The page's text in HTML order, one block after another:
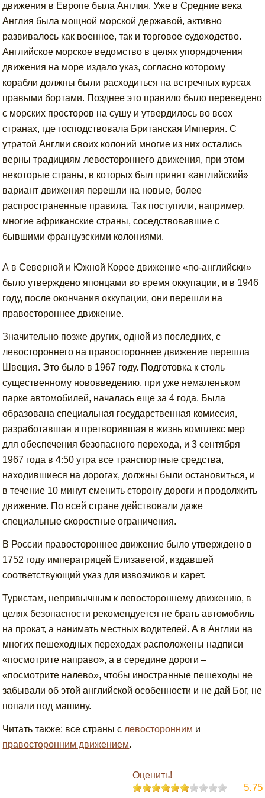
движения в Европе была Англия. Уже в Средние века
Англия была мощной морской державой, активно
развивалось как военное, так и торговое судоходство.
Английское морское ведомство в целях упорядочения
движения на море издало указ, согласно которому
корабли должны были расходиться на встречных курсах
правыми бортами. Позднее это правило было переведено
с морских просторов на сушу и утвердилось во всех
странах, где господствовала Британская Империя. С
утратой Англии своих колоний многие из них остались
верны традициям левостороннего движения, при этом
некоторые страны, в которых был принят «английский»
вариант движения перешли на новые, более
распространенные правила. Так поступили, например,
многие африканские страны, соседствовавшие с
бывшими французскими колониями.
А в Северной и Южной Корее движение «по-английски»
было утверждено японцами во время оккупации, и в 1946
году, после окончания оккупации, они перешли на
правостороннее движение.
Значительно позже других, одной из последних, с
левостороннего на правостороннее движение перешла
Швеция. Это было в 1967 году. Подготовка к столь
существенному нововведению, при уже немаленьком
парке автомобилей, началась еще за 4 года. Была
образована специальная государственная комиссия,
разработавшая и претворившая в жизнь комплекс мер
для обеспечения безопасного перехода, и 3 сентября
1967 года в 4:50 утра все транспортные средства,
находившиеся на дорогах, должны были остановиться, и
в течение 10 минут сменить сторону дороги и продолжить
движение. По всей стране действовали даже
специальные скоростные ограничения.
В России правостороннее движение было утверждено в
1752 году императрицей Елизаветой, издавшей
соответствующий указ для извозчиков и карет.
Туристам, непривычным к левостороннему движению, в
целях безопасности рекомендуется не брать автомобиль
на прокат, а нанимать местных водителей. А в Англии на
многих пешеходных переходах расположены надписи
«посмотрите направо», а в середине дороги –
«посмотрите налево», чтобы иностранные пешеходы не
забывали об этой английской особенности и не дай Бог, не
попали под машину.
Читать также: все страны с левосторонним и
правосторонним движением.
Оценить!
5.75